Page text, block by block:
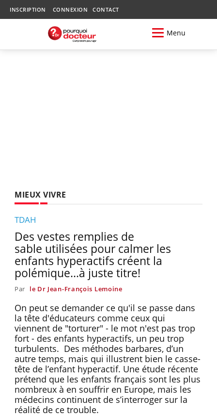
INSCRIPTION CONNEXION CONTACT
Menu
MIEUX VIVRE
TDAH
Des vestes remplies de
sable utilisées pour calmer les
enfants hyperactifs créent la
polémique...à juste titre!
Par le Dr Jean-François Lemoine
On peut se demander ce qu'il se passe dans
la tête d'éducateurs comme ceux qui
viennent de "torturer" - le mot n'est pas trop
fort - des enfants hyperactifs, un peu trop
turbulents. Des méthodes barbares, d’un
autre temps, mais qui illustrent bien le casse-
tête de l’enfant hyperactif. Une étude récente
prétend que les enfants français sont les plus
nombreux à en souffrir en Europe, mais les
médecins continuent de s’interroger sur la
réalité de ce trouble.